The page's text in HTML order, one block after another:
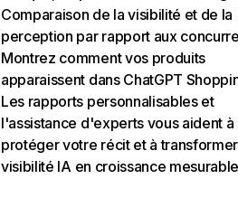
Comparaison de la visibilité et de la
perception par rapport aux
Montrez comment vos produits
apparaissent dans ChatGPT
Les rapports personnalisables et
l'assistance d'experts vous aident à
protéger votre récit et à
visibilité IA en croissance